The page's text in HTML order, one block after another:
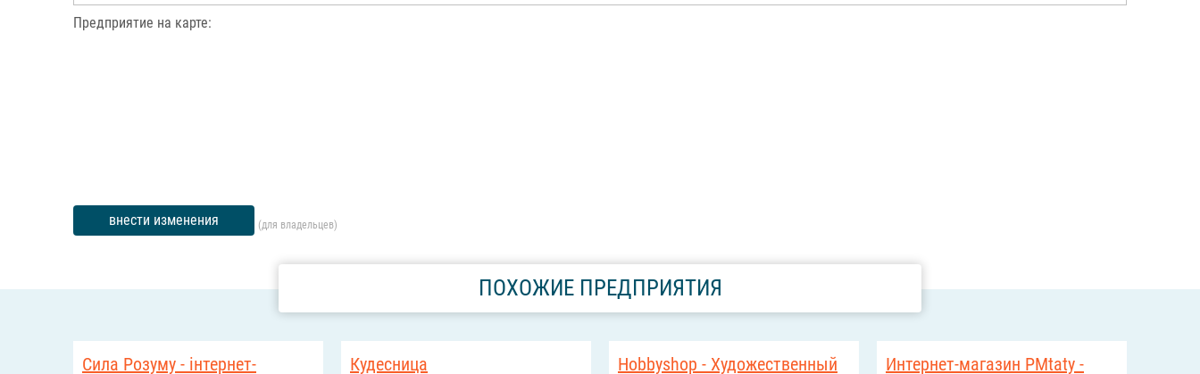
Предприятие на карте:
внести изменения (для владельцев)
ПОХОЖИЕ ПРЕДПРИЯТИЯ
Сила Розуму - інтернет- Кудесница Hobbyshop - Художественный Интернет-магазин PMtaty -